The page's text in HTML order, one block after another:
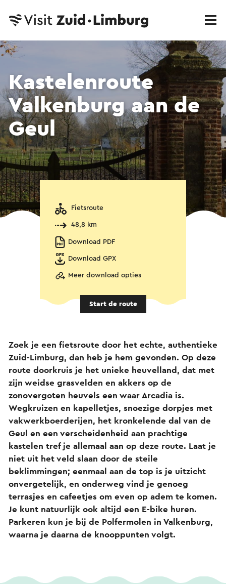
Kastelenroute
Valkenburg aan de
Geul
Fietsroute
48,8 km
Download PDF
Download GPX
Meer download opties
Start de route
Zoek je een fietsroute door het echte, authentieke
Zuid-Limburg, dan heb je hem gevonden. Op deze
route doorkruis je het unieke heuvelland, dat met
zijn weidse grasvelden en akkers op de
zonovergoten heuvels een waar Arcadia is.
Wegkruizen en kapelletjes, snoezige dorpjes met
vakwerkboerderijen, het kronkelende dal van de
Geul en een verscheidenheid aan prachtige
kastelen tref je allemaal aan op deze route. Laat je
niet uit het veld slaan door de steile
beklimmingen; eenmaal aan de top is je uitzicht
onvergetelijk, en onderweg vind je genoeg
terrasjes en cafeetjes om even op adem te komen.
Je kunt natuurlijk ook altijd een E-bike huren.
Parkeren kun je bij de Polfermolen in Valkenburg,
waarna je daarna de knooppunten volgt.